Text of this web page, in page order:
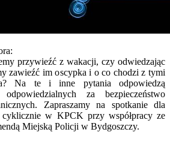
przywieźć z wakacji, czy odwiedzając
zawieźć im oscypka i o co chodzi z tymi
Na te i inne pytania odpowiedzą
odpowiedzialnych za bezpieczeństwo
Zapraszamy na spotkanie dla
cyklicznie w KPCK przy współpracy ze
Miejską Policji w Bydgoszczy.